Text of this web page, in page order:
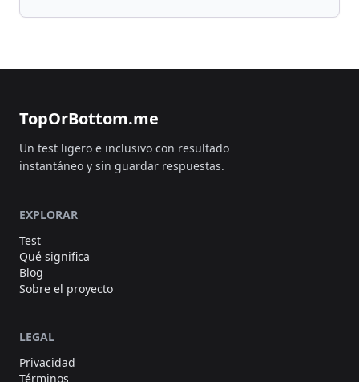
TopOrBottom.me
Un test ligero e inclusivo con resultado
instantáneo y sin guardar respuestas.
EXPLORAR
Test
Qué significa
Blog
Sobre el proyecto
LEGAL
Privacidad
Términos